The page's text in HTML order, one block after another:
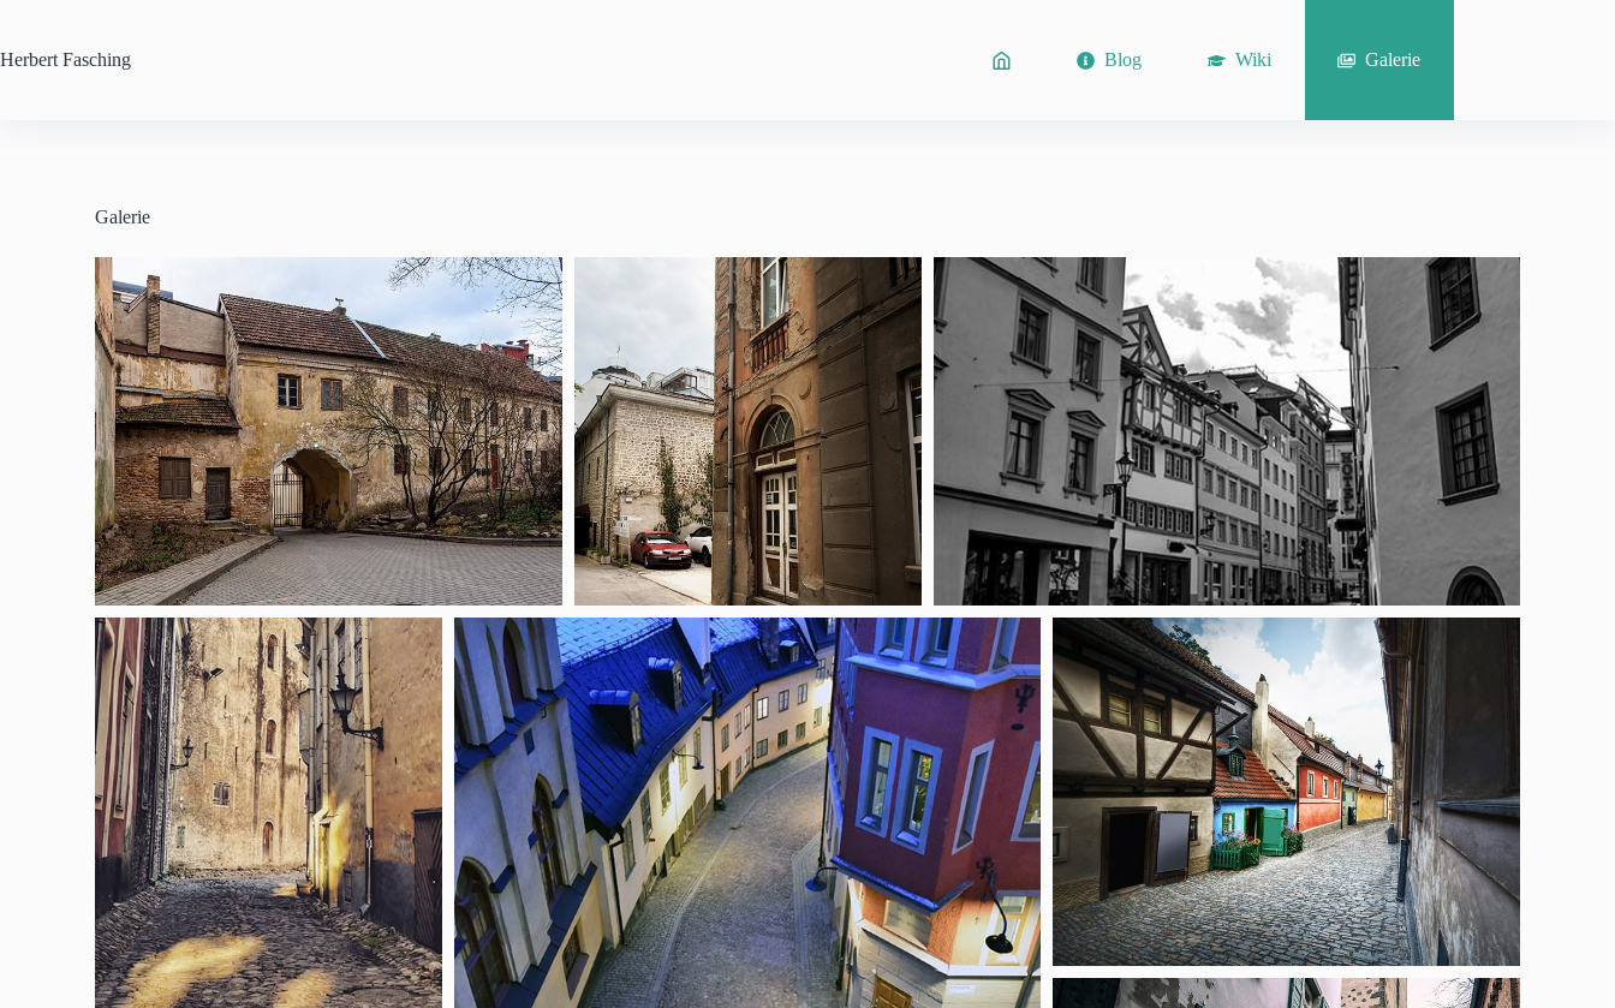
springen
Herbert Fasching Blog Wiki Galerie
Galerie